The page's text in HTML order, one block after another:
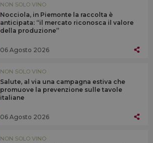
NON SOLO VINO
Nocciola, in Piemonte la raccolta è
anticipata: “il mercato riconosca il valore
della produzione”
06 Agosto 2026
NON SOLO VINO
Salute, al via una campagna estiva che
promuove la prevenzione sulle tavole
italiane
06 Agosto 2026
NON SOLO VINO